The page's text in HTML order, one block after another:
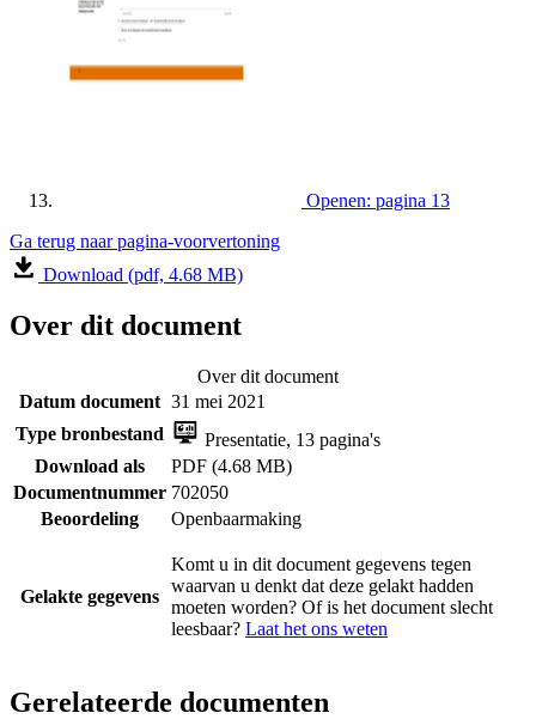
Openen: pagina 13
Ga terug naar pagina-voorvertoning
Download (pdf, 4.68 MB)
Over dit document
Over dit document
Datum document 31 mei 2021
Type bronbestand
Presentatie, 13 pagina's
Download als
PDF (4.68 MB)
Documentnummer 702050
Beoordeling
Openbaarmaking
Gelakte gegevens
Komt u in dit document gegevens tegen
waarvan u denkt dat deze gelakt hadden
moeten worden? Of is het document slecht
leesbaar? Laat het ons weten
Gerelateerde documenten